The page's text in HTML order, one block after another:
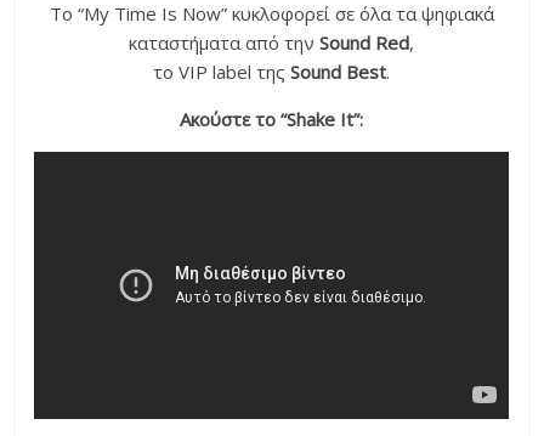
Το “My Time Is Now” κυκλοφορεί σε όλα τα ψηφιακά
καταστήματα από τηνSound Red,
το VIP label τηςSound Best.
Ακούστε το “Shake It”: